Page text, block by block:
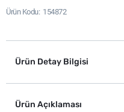
Ürün Kodu 154872
Ürün Detay Bilgisi
Ürün Açıklaması